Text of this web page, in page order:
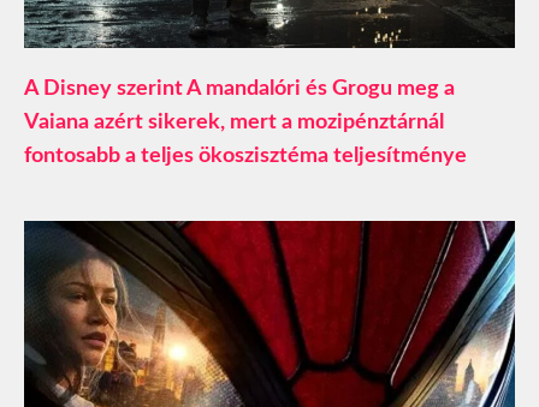
A Disney szerint A mandalóri és Grogu meg a
Vaiana azért sikerek, mert a mozipénztárnál
fontosabb a teljes ökoszisztéma teljesítménye